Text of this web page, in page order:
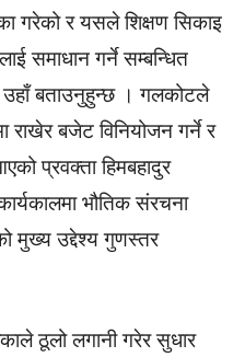
गरेको र यसले शिक्षण सिकाइ
समाधान गर्ने सम्बन्धित
बताउनुहुन्छ । गलकोटले
राखेर बजेट विनियोजन गर्ने र
प्रवक्ता हिमबहादुर
भौतिक संरचना
मुख्य उद्देश्य गुणस्तर
ठूलो लगानी गरेर सुधार